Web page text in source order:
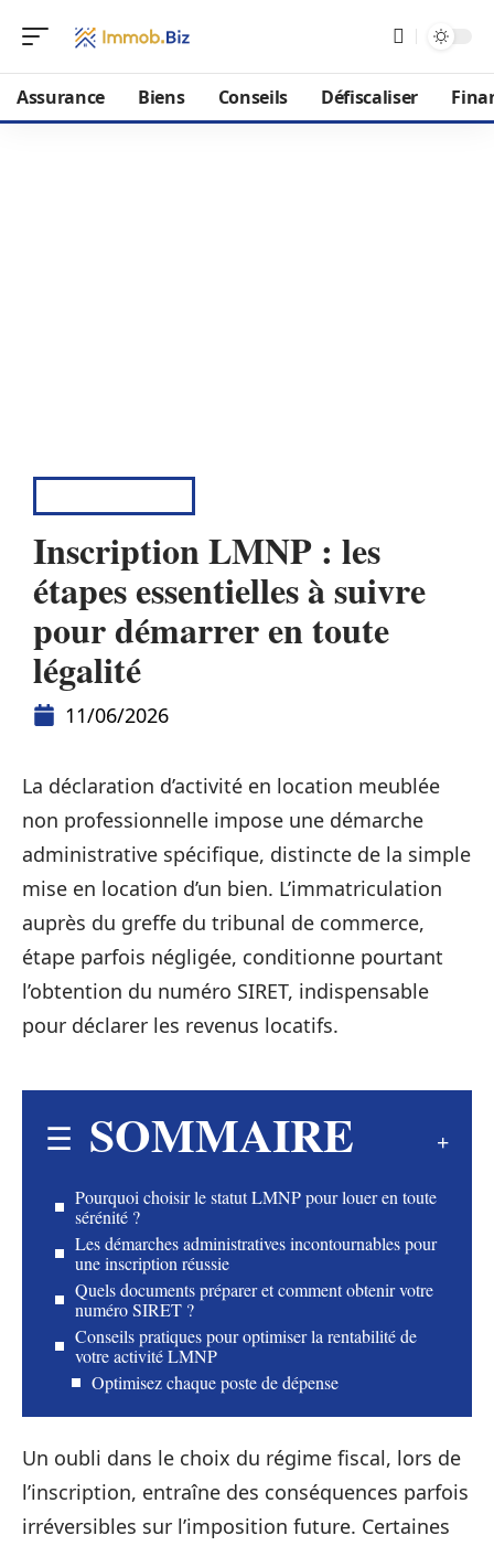
Assurance Biens Conseils Défiscaliser
Inscription LMNP : les
étapes essentielles à suivre
pour démarrer en toute
légalité
11/06/2026
La déclaration d’activité en location meublée
non professionnelle impose une démarche
administrative spécifique, distincte de la simple
mise en location d’un bien. L’immatriculation
auprès du greffe du tribunal de commerce,
étape parfois négligée, conditionne pourtant
l’obtention du numéro SIRET, indispensable
pour déclarer les revenus locatifs.
SOMMAIRE
Pourquoi choisir le statut LMNP pour louer en toute
sérénité ?
Les démarches administratives incontournables pour
une inscription réussie
Quels documents préparer et comment obtenir votre
numéro SIRET ?
Conseils pratiques pour optimiser la rentabilité de
votre activité LMNP
Optimisez chaque poste de dépense
Un oubli dans le choix du régime fiscal, lors de
l’inscription, entraîne des conséquences parfois
irréversibles sur l’imposition future. Certaines